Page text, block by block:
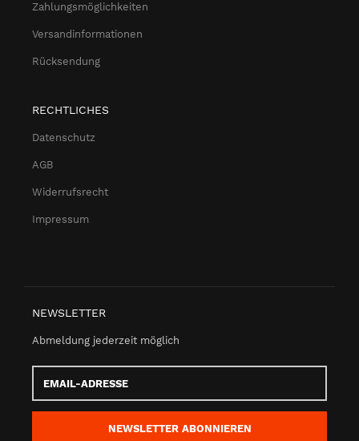
Zahlungsmöglichkeiten
Versandinformationen
Rücksendung
RECHTLICHES
Datenschutz
AGB
Widerrufsrecht
Impressum
NEWSLETTER
Abmeldung jederzeit möglich
Adresse
NEWSLETTER ABONNIEREN